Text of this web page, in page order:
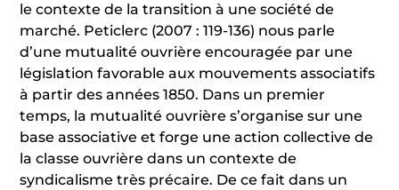
le contexte de la transition à une société de
marché. Peticlerc (2007 : 119-136) nous parle
d’une mutualité ouvrière encouragée par une
législation favorable aux mouvements associatifs
à partir des années 1850. Dans un premier
temps, la mutualité ouvrière s’organise sur une
base associative et forge une action collective de
la classe ouvrière dans un contexte de
syndicalisme très précaire. De ce fait dans un